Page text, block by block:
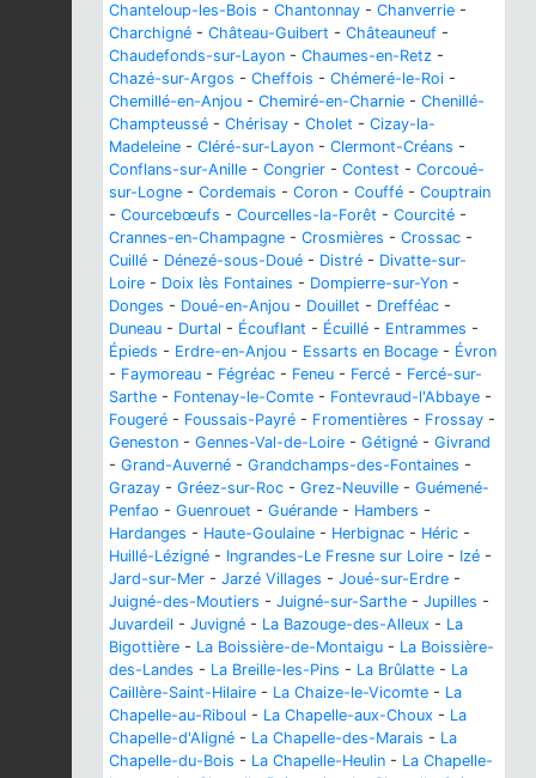
Chanteloup-les-Bois - Chantonnay - Chanverrie -
Charchigné - Château-Guibert - Châteauneuf -
Chaudefonds-sur-Layon - Chaumes-en-Retz -
Chazé-sur-Argos - Cheffois - Chémeré-le-Roi -
Chemillé-en-Anjou - Chemiré-en-Charnie - Chenillé-
Champteussé - Chérisay - Cholet - Cizay-la-
Madeleine - Cléré-sur-Layon - Clermont-Créans -
Conflans-sur-Anille - Congrier - Contest - Corcoué-
sur-Logne - Cordemais - Coron - Couffé - Couptrain
- Courcebœufs - Courcelles-la-Forêt - Courcité -
Crannes-en-Champagne - Crosmières - Crossac -
Cuillé - Dénezé-sous-Doué - Distré - Divatte-sur-
Loire - Doix lès Fontaines - Dompierre-sur-Yon -
Donges - Doué-en-Anjou - Douillet - Drefféac -
Duneau - Durtal - Écouflant - Écuillé - Entrammes -
Épieds - Erdre-en-Anjou - Essarts en Bocage - Évron
- Faymoreau - Fégréac - Feneu - Fercé - Fercé-sur-
Sarthe - Fontenay-le-Comte - Fontevraud-l'Abbaye -
Fougeré - Foussais-Payré - Fromentières - Frossay -
Geneston - Gennes-Val-de-Loire - Gétigné - Givrand
- Grand-Auverné - Grandchamps-des-Fontaines -
Grazay - Gréez-sur-Roc - Grez-Neuville - Guémené-
Penfao - Guenrouet - Guérande - Hambers -
Hardanges - Haute-Goulaine - Herbignac - Héric -
Huillé-Lézigné - Ingrandes-Le Fresne sur Loire - Izé -
Jard-sur-Mer - Jarzé Villages - Joué-sur-Erdre -
Juigné-des-Moutiers - Juigné-sur-Sarthe - Jupilles -
Juvardeil - Juvigné - La Bazouge-des-Alleux - La
Bigottière - La Boissière-de-Montaigu - La Boissière-
des-Landes - La Breille-les-Pins - La Brûlatte - La
Caillère-Saint-Hilaire - La Chaize-le-Vicomte - La
Chapelle-au-Riboul - La Chapelle-aux-Choux - La
Chapelle-d'Aligné - La Chapelle-des-Marais - La
Chapelle-du-Bois - La Chapelle-Heulin - La Chapelle-